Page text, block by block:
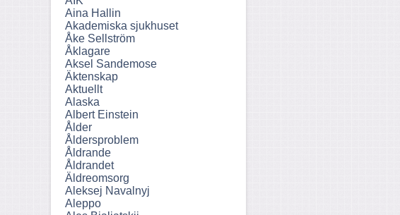
Aina Hallin
Akademiska sjukhuset
Åke Sellström
Åklagare
Aksel Sandemose
Äktenskap
Aktuellt
Alaska
Albert Einstein
Ålder
Åldersproblem
Åldrande
Åldrandet
Äldreomsorg
Aleksej Navalnyj
Aleppo